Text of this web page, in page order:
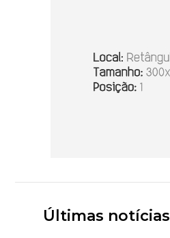
Últimas notícias